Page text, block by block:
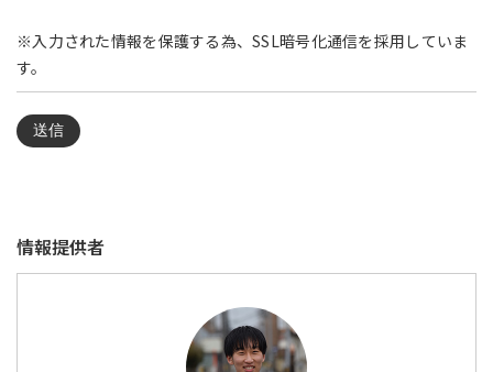
※入力された情報を保護する為、SSL暗号化通信を採用していま
す。
情報提供者